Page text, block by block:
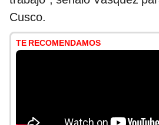
Cusco.
TE RECOMENDAMOS